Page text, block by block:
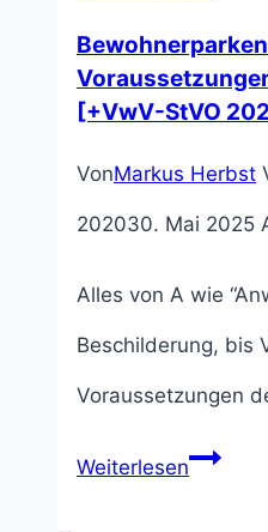
[+VwV-StVO
VonMarkus Herbst
202030. Mai 2025
Alles von A wie
Beschilderung, bis
Voraussetzungen
Weiterlesen